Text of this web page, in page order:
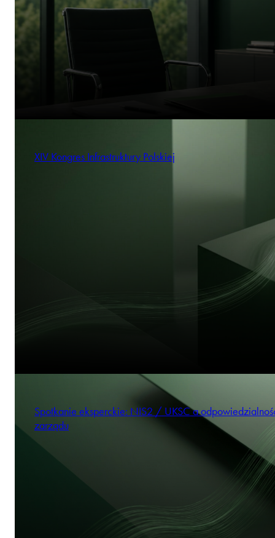
XIV Kongres Infrastruktury Polskiej
Spotkanie eksperckie: NIS2 / UKSC a
zarządu